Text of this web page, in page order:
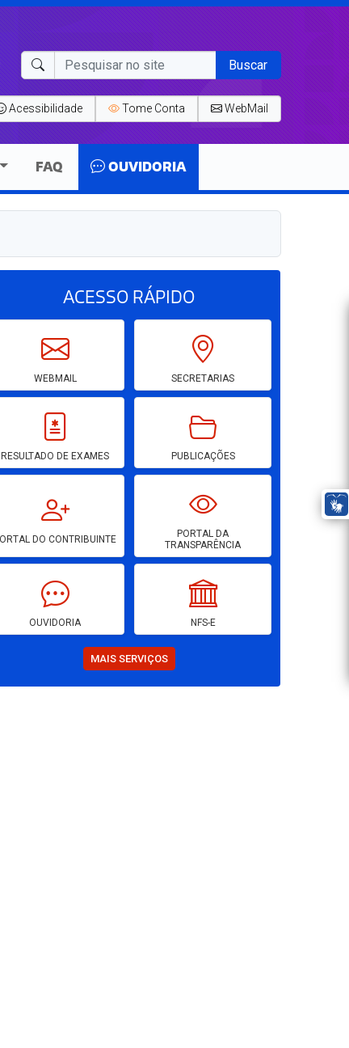
Buscar
Acessibilidade Tome Conta WebMail
FAQ OUVIDORIA
ACESSORÁPIDO
WEBMAIL SECRETARIAS
RESULTADO DE EXAMES PUBLICAÇÕES
DO CONTRIBUINTE
PORTAL DA
TRANSPARÊNCIA
OUVIDORIA NFS-E
MAIS SERVIÇOS